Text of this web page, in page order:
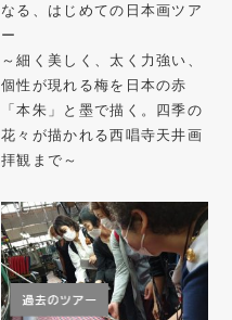
なる、はじめての日本画ツア
ー
～細く美しく、太く力強い、
個性が現れる梅を日本の赤
「本朱」と墨で描く。四季の
花々が描かれる西唱寺天井画
拝観まで～